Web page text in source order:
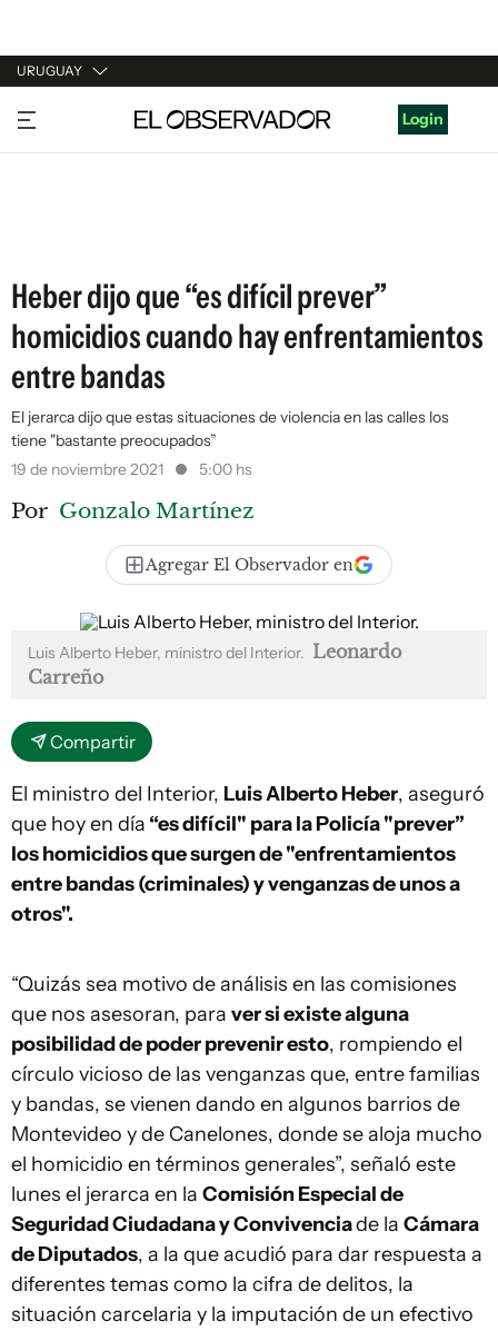
URUGUAY
URUGUAY
ARGENTINA
Login
Heber dijo que “es difícil prever”
homicidios cuando hay enfrentamientos
entre bandas
El jerarca dijo que estas situaciones de violencia en las calles los
tiene "bastante preocupados”
19 de noviembre 2021
5:00 hs
Por Gonzalo Martínez
Agregar El Observador en
Luis Alberto Heber, ministro del Interior. Leonardo
Carreño
Compartir
El ministro del Interior, Luis Alberto Heber, aseguró
que hoy en día “es difícil" para la Policía "prever”
los homicidios que surgen de "enfrentamientos
entre bandas (criminales) y venganzas de unos a
otros".
“Quizás sea motivo de análisis en las comisiones
que nos asesoran, para ver si existe alguna
posibilidad de poder prevenir esto, rompiendo el
círculo vicioso de las venganzas que, entre familias
y bandas, se vienen dando en algunos barrios de
Montevideo y de Canelones, donde se aloja mucho
el homicidio en términos generales”, señaló este
lunes el jerarca en la Comisión Especial de
Seguridad Ciudadana y Convivenciade la Cámara
de Diputados, a la que acudió para dar respuesta a
diferentes temas como la cifra de delitos, la
situación carcelaria y la imputación de un efectivo